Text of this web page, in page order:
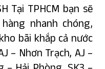
Tại TPHCM bạn sẽ
nhanh chóng,
bãi khắp cả nước
– Nhơn Trạch, AJ –